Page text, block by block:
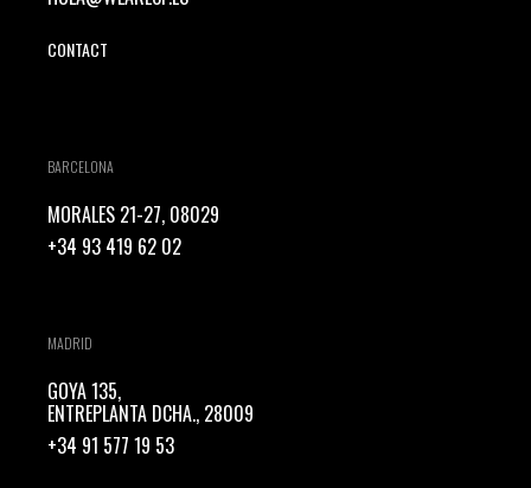
CONTACT
BARCELONA
MORALES 21-27, 08029
+34 93 419 62 02
MADRID
GOYA 135,
ENTREPLANTA DCHA., 28009
+34 91 577 19 53